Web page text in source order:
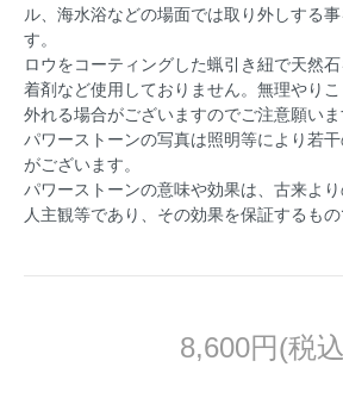
ル、海水浴などの場面では取り外しする
す。
ロウをコーティングした蝋引き紐で天然
着剤など使用しておりません。無理やり
外れる場合がございますのでご注意願いま
パワーストーンの写真は照明等により若
がございます。
パワーストーンの意味や効果は、古来よ
人主観等であり、その効果を保証するもの
8,600円(税